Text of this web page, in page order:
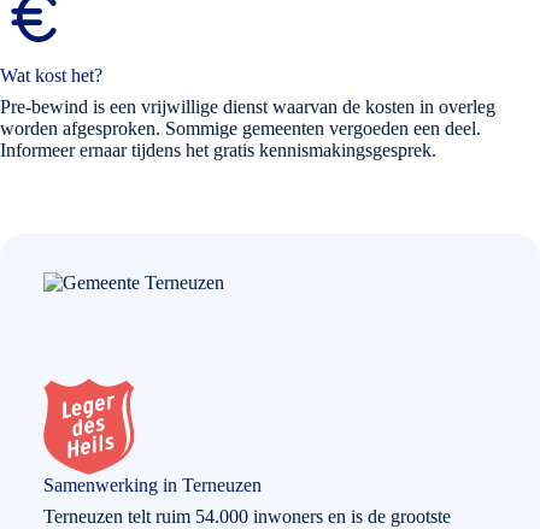
Wat kost het?
Pre-bewind is een vrijwillige dienst waarvan de kosten in overleg
worden afgesproken. Sommige gemeenten vergoeden een deel.
Informeer ernaar tijdens het gratis kennismakingsgesprek.
Samenwerking in Terneuzen
Terneuzen telt ruim 54.000 inwoners en is de grootste